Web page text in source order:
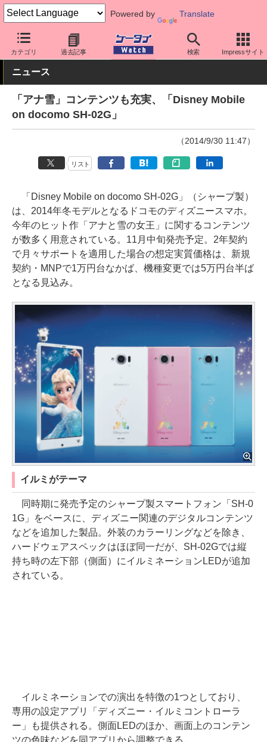
Powered by Translate
カテゴリ 過去記事 検索 Impressサイト
ケータイ Watch キャリア ドコモ
ニュース
「アナ雪」コンテンツも充実、「Disney Mobile
on docomo SH-02G」
（2014/9/30 11:47）
リスト
「Disney Mobile on docomo SH-02G」（シャープ製）
は、2014年冬モデルとなるドコモのディズニースマホ。
今年のヒット作「アナと雪の女王」に関するコンテンツ
が数多く用意されている。11月中旬発売予定。2年契約
で月々サポートを適用した場合の想定実質価格は、新規
契約・MNPで1万円台なかば、機種変更では5万円台半ば
となる見込み。
イルミがテーマ
同時期に発売予定のシャープ製スマートフォン「SH-0
1G」をベースに、ディズニー関連のデジタルコンテンツ
などを追加した製品。外装のカラーリングなどを除き、
ハードウェアスペックはほぼ同一だが、SH-02Gでは縦
持ち時の左下部（側面）にイルミネーションLEDが追加
されている。
イルミネーションでの演出を特徴の1つとしており、
専用の設定アプリ「ディズニー・イルミコントローラ
ー」も提供される。側面LEDのほか、画面上のコンテン
ツの色味などを同アプリから調整できる。